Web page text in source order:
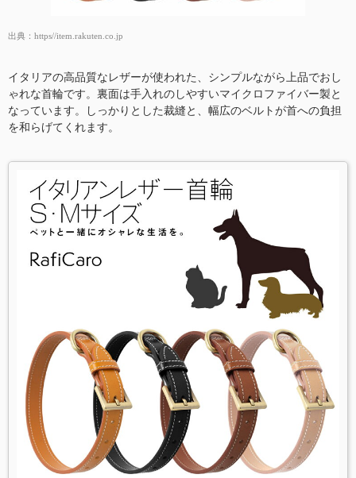
出典： https//item.rakuten.co.jp
イタリアの高品質なレザーが使われた、シンプルながら上品でおし
ゃれな首輪です。裏面は手入れのしやすいマイクロファイバー製と
なっています。しっかりとした裁縫と、幅広のベルトが首への負担
を和らげてくれます。